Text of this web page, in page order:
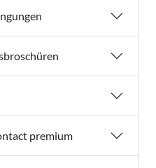
premium